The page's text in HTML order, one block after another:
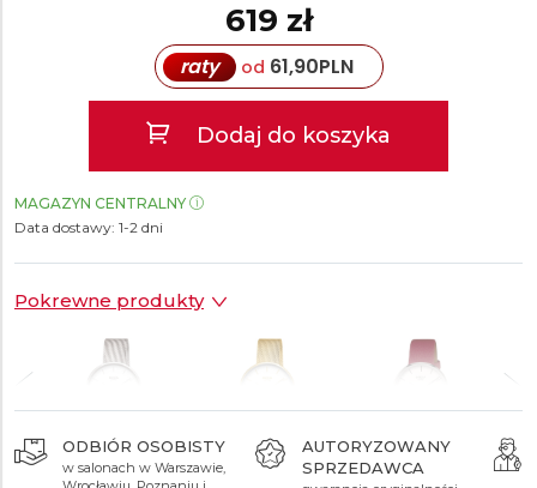
619 zł
raty od 61,90PLN
Dodaj do koszyka
MAGAZYN CENTRALNY
Data dostawy: 1-2 dni
Pokrewne produkty
ODBIÓR OSOBISTY
w salonach w Warszawie,
AUTORYZOWANY
SPRZEDAWCA